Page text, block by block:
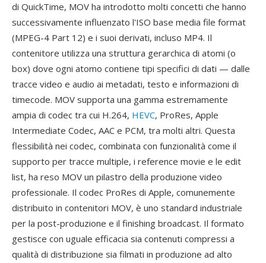
di QuickTime, MOV ha introdotto molti concetti che hanno
successivamente influenzato l'ISO base media file format
(MPEG-4 Part 12) e i suoi derivati, incluso MP4. Il
contenitore utilizza una struttura gerarchica di atomi (o
box) dove ogni atomo contiene tipi specifici di dati — dalle
tracce video e audio ai metadati, testo e informazioni di
timecode. MOV supporta una gamma estremamente
ampia di codec tra cui H.264, HEVC, ProRes, Apple
Intermediate Codec, AAC e PCM, tra molti altri. Questa
flessibilità nei codec, combinata con funzionalità come il
supporto per tracce multiple, i reference movie e le edit
list, ha reso MOV un pilastro della produzione video
professionale. Il codec ProRes di Apple, comunemente
distribuito in contenitori MOV, è uno standard industriale
per la post-produzione e il finishing broadcast. Il formato
gestisce con uguale efficacia sia contenuti compressi a
qualità di distribuzione sia filmati in produzione ad alto